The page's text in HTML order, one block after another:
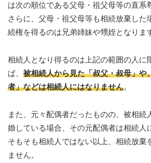
は次の順位である父母・祖父母等の直系
さらに、父母・祖父母等も相続放棄した
続権を得るのは兄弟姉妹や甥姪となりま
相続人となり得るのは上記の範囲の人に
ば、 被相続人から見た「叔父・叔母」や
者」などは相続人にはなりません。
また、元々配偶者だったものの、被相続
婚している場合、その元配偶者は相続人
そもそも相続人ではない以上、相続放棄
ません。